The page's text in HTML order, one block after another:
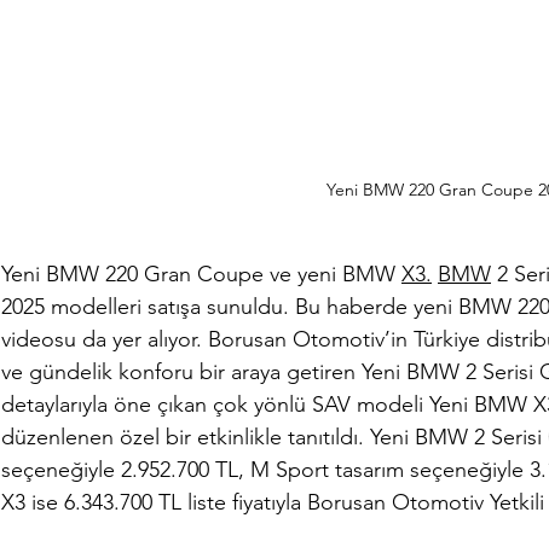
Yeni BMW 220 Gran Coupe
Yeni BMW 220 Gran Coupe ve yeni BMW X3. BMW 2
2025 modelleri satışa sunuldu. Bu haberde yeni BMW
videosu da yer alıyor. Borusan Otomotiv’in Türkiye
ve gündelik konforu bir araya getiren Yeni BMW 2
detaylarıyla öne çıkan çok yönlü SAV modeli Yeni BMW
düzenlenen özel bir etkinlikle tanıtıldı. Yeni BMW 2
seçeneğiyle 2.952.700 TL, M Sport tasarım seçeneğiyle
X3 ise 6.343.700 TL liste fiyatıyla Borusan Otomotiv Yetkili